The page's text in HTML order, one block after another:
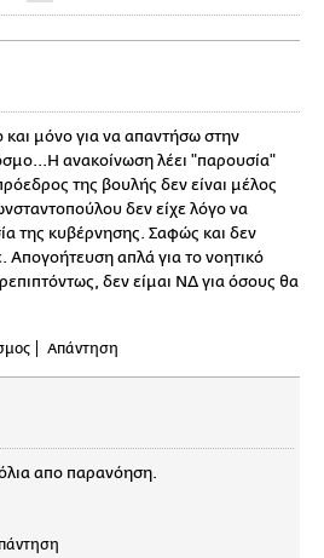
μόνο για να απαντήσω στην
ανακοίνωση λέει "παρουσία"
της βουλής δεν είναι μέλος
δεν είχε λόγο να
της κυβέρνησης. Σαφώς και δεν
Απογοήτευση απλά για το νοητικό
δεν είμαι ΝΔ για όσους θα
Απάντηση
απο παρανόηση.